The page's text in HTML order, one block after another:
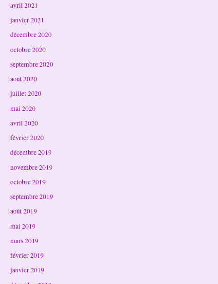
avril 2021
janvier 2021
décembre 2020
octobre 2020
septembre 2020
août 2020
juillet 2020
mai 2020
avril 2020
février 2020
décembre 2019
novembre 2019
octobre 2019
septembre 2019
août 2019
mai 2019
mars 2019
février 2019
janvier 2019